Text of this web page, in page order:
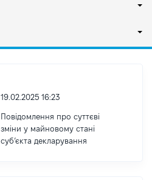
19.02.2025 16:23
Повідомлення про суттєві
зміни у майновому стані
субʼєкта декларування